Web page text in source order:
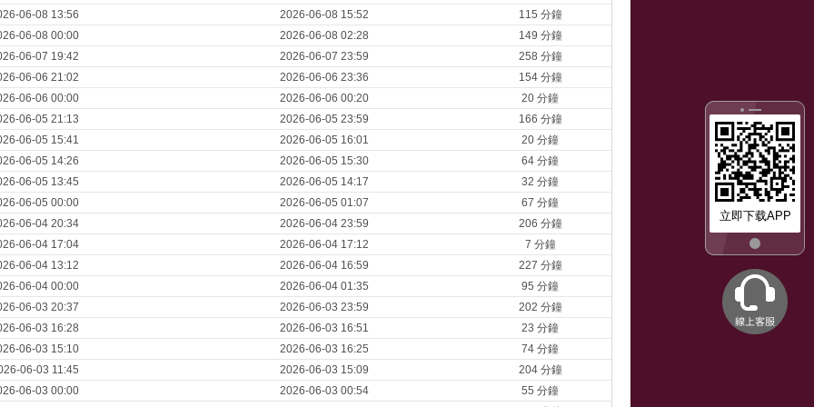
立即下载APP
06-08 13:56 2026-06-08 15:52
115 分鐘
06-08 00:00
2026-06-08 02:28
149 分鐘
06-07 19:42
2026-06-07 23:59
258 分鐘
06-06 21:02
2026-06-06 23:36
154 分鐘
06-06 00:00
2026-06-06 00:20
20 分鐘
06-05 21:13
2026-06-05 23:59
166 分鐘
06-05 15:41
2026-06-05 16:01
20 分鐘
06-05 14:26
2026-06-05 15:30
64 分鐘
06-05 13:45
2026-06-05 14:17
32 分鐘
06-05 00:00
2026-06-05 01:07
67 分鐘
06-04 20:34
2026-06-04 23:59
206 分鐘
06-04 17:04
2026-06-04 17:12
7 分鐘
06-04 13:12
2026-06-04 16:59
227 分鐘
06-04 00:00
2026-06-04 01:35
95 分鐘
06-03 20:37
2026-06-03 23:59
202 分鐘
06-03 16:28
2026-06-03 16:51
23 分鐘
06-03 15:10
2026-06-03 16:25
74 分鐘
06-03 11:45
2026-06-03 15:09
204 分鐘
06-03 00:00
2026-06-03 00:54
55 分鐘